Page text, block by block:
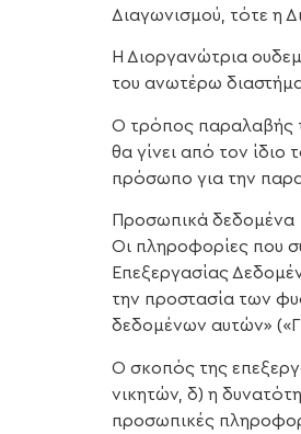
Διαγωνισμού, τότε η
Η Διοργανώτρια
του ανωτέρω
Ο τρόπος παραλαβής
θα γίνει από τον ίδιο
πρόσωπο για την
Προσωπικά δεδομένα
Οι πληροφορίες που
Επεξεργασίας
την προστασία των
δεδομένων αυτών»
Ο σκοπός της
νικητών, δ) η
προσωπικές